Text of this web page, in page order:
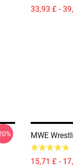
33,93 £ -
MWE
15,71 £ -